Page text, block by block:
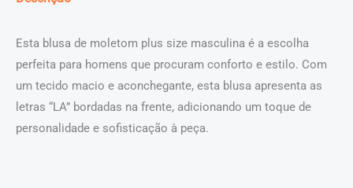
Dunk
quantidade
Esta blusa de moletom plus size masculina é a escolha
perfeita para homens que procuram conforto e estilo. Com
um tecido macio e aconchegante, esta blusa apresenta as
letras “LA” bordadas na frente, adicionando um toque de
personalidade e sofisticação à peça.